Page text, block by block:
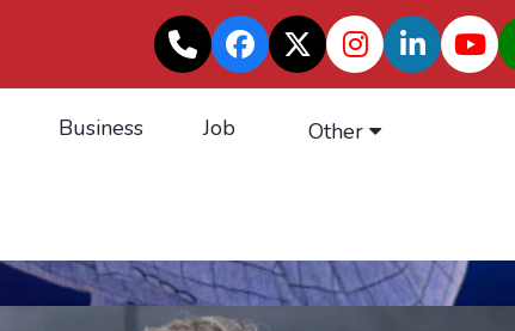
Business Job Other